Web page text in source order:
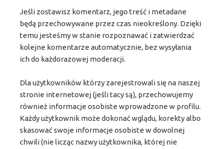
Jeśli zostawisz komentarz, jego treść i metadane
będą przechowywane przez czas nieokreślony. Dzięki
temu jesteśmy w stanie rozpoznawać i zatwierdzać
kolejne komentarze automatycznie, bez wysyłania
ich do każdorazowej moderacji.
Dla użytkowników którzy zarejestrowali się na naszej
stronie internetowej (jeśli tacy są), przechowujemy
również informacje osobiste wprowadzone w profilu.
Każdy użytkownik może dokonać wglądu, korekty albo
skasować swoje informacje osobiste w dowolnej
chwili (nie licząc nazwy użytkownika, której nie